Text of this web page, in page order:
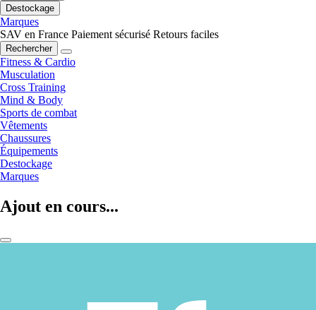
Destockage
Marques
SAV en France Paiement sécurisé Retours faciles
Rechercher
Fitness & Cardio
Musculation
Cross Training
Mind & Body
Sports de combat
Vêtements
Chaussures
Équipements
Destockage
Marques
Ajout en cours...